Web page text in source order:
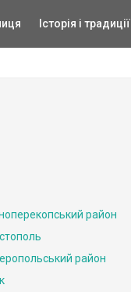
Історія і традиції
район
район